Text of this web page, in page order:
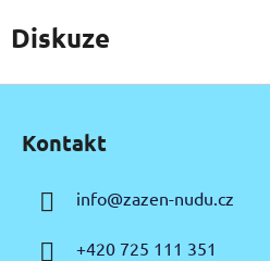
Diskuze
Kontakt
info@zazen-nudu.cz
+420 725 111 351